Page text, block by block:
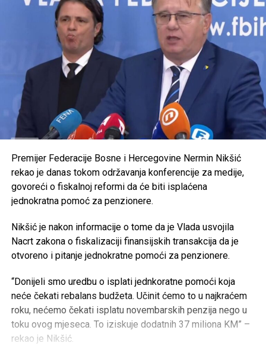
Premijer Federacije Bosne i Hercegovine Nermin Nikšić
rekao je danas tokom održavanja konferencije za medije,
govoreći o fiskalnoj reformi da će biti isplaćena
jednokratna pomoć za penzionere.
Nikšić je nakon informacije o tome da je Vlada usvojila
Nacrt zakona o fiskalizaciji finansijskih transakcija da je
otvoreno i pitanje jednokratne pomoći za penzionere.
“Donijeli smo uredbu o isplati jednkoratne pomoći koja
neće čekati rebalans budžeta. Učinit ćemo to u najkraćem
roku, nećemo čekati isplatu novembarskih penzija nego u
toku ovog mjeseca. To iziskuje dodatnih 37 miliona KM” –
rekao je Nikšić.